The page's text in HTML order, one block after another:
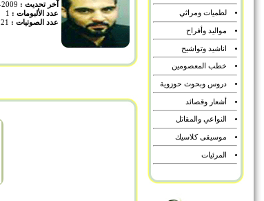
آخر تحديث : 2009-11-21
عدد الألبومات : 1
عدد الصوتيات : 21
لطميات ومراثي
مواليد وأفراح
اناشيد وتواشيح
خطب المعصومين
دروس وبحوث حوزوية
أشعار وقصائد
النواعي والمقاتل
موسيقى كلاسيك
المرئيات